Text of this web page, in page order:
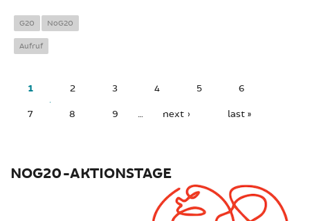
G20 NoG20
Aufruf
PAGES
1 2 3 4 5 6
7 8 9 … next › last »
NOG20-AKTIONSTAGE